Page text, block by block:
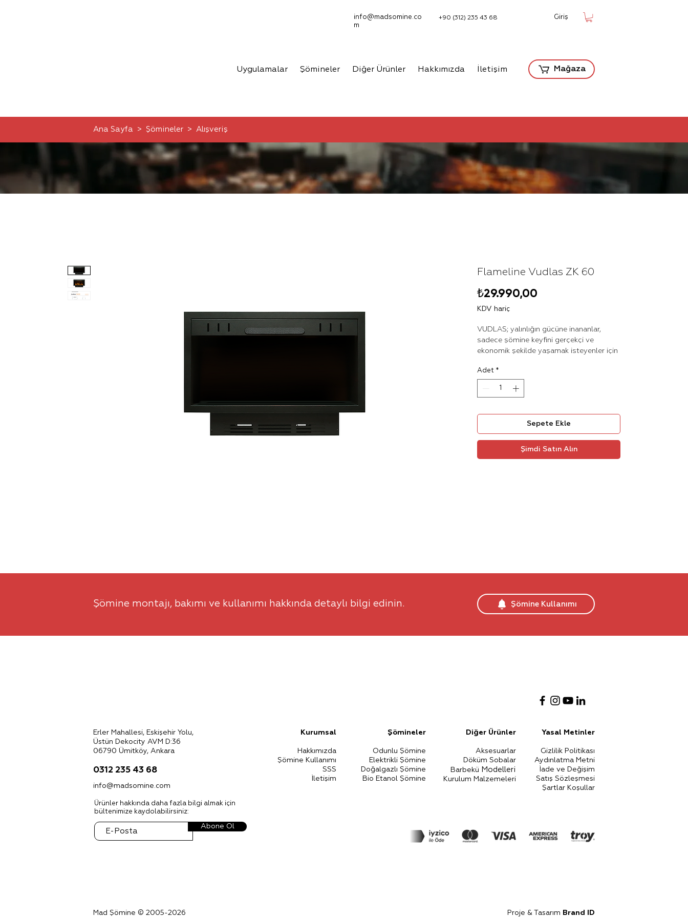
info@madsomine.co
m
+90 (312) 235 43 68 Giriş
Uygulamalar Şömineler Diğer Ürünler Hakkımızda İletişim Mağaza
Ana Sayfa > Şömineler > Alışveriş
Flameline Vudlas ZK 60
₺29.990,00
KDV hariç
VUDLAS; yalınlığın gücüne inananlar,
sadece şömine keyfini gerçekçi ve
ekonomik şekilde yaşamak isteyenler için
malzemelerden üretilen VUDLAS, yeni
nesil şömine keyfini yaşamak isteyenler
için 6 farklı ebat sunar.
VUDLAS serisine özel hazırlanan
VUDLAS-ZK haznelerini kullanarak
mümkün. İsteğe özel ısıtıcılı haznesiyle
VUDLAS-ZK serisi hem sıcaklığıyla hem
Adet *
Sepete Ekle
Şimdi Satın Alın
Şömine montajı, bakımı ve kullanımı hakkında detaylı bilgi edinin. Şömine Kullanımı
Erler Mahallesi, Eskişehir Yolu,
Üstün Dekocity AVM D:36
06790 Ümitköy, Ankara
0312 235 43 68
info@madsomine.com
Ürünler hakkında daha fazla bilgi almak için
bültenimize kaydolabilirsiniz:
Abone Ol
Mad Şömine © 2005-2026
Kurumsal
Hakkımızda
Şömine Kullanımı
SSS
İletişim
Şömineler​
Odunlu Şömine
Elektrikli Şömine
Doğalgazlı Şömine
Bio Etanol Şömine
Diğer Ürünler​
Aksesuarlar
Döküm Sobalar
Barbekü Modelleri
Kurulum Malzemeleri
Yasal Metinler​
Gizlilik Politikası
Aydınlatma Metni
İade ve Değişim
Satış Sözleşmesi
Şartlar Koşullar
Proje & Tasarım Brand ID